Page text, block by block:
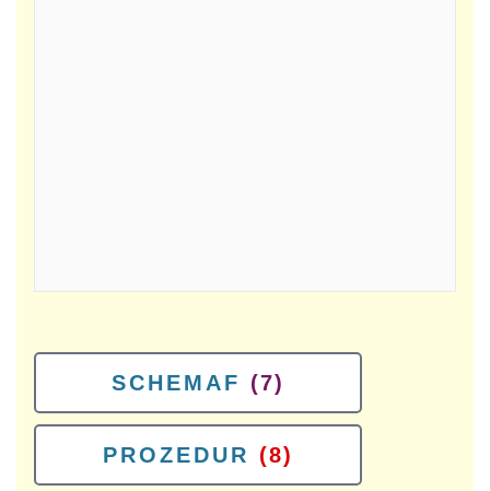
SCHEMAF (7)
PROZEDUR (8)